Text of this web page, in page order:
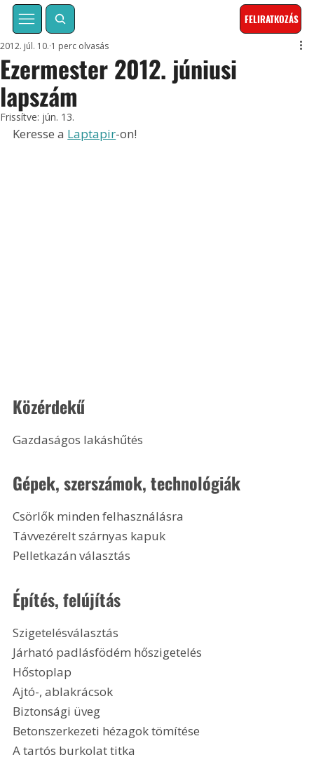
FELIRATKOZÁS
Ezermester 2012. júniusi
lapszám
2012. júl. 10. 1 perc olvasás
Frissítve: jún. 13.
Keresse a Laptapir-on!
Közérdekű
Gazdaságos lakáshűtés
Gépek, szerszámok, technológiák
Csörlők minden felhasználásra
Távvezérelt szárnyas kapuk
Pelletkazán választás
Építés, felújítás
Szigetelésválasztás
Járható padlásfödém hőszigetelés
Hőstoplap
Ajtó-, ablakrácsok
Biztonsági üveg
Betonszerkezeti hézagok tömítése
A tartós burkolat titka